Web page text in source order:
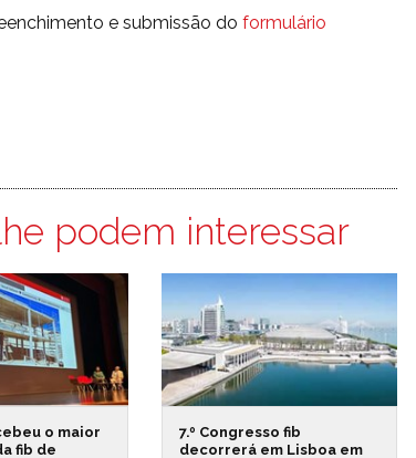
e submissão do formulário
podem interessar
o maior
fib de
7.º Congresso fib
decorrerá em Lisboa em